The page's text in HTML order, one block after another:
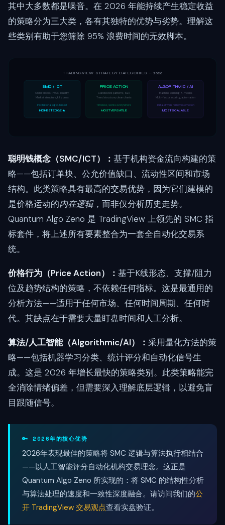
其中大多数都是噪音。在 2026 年能持续产生稳定收益
的策略分为三大类，各有其独特的优势与劣势。理解这
些类别有助于您筛除 95% 浪费时间的无效脚本。
TRADINGVIEW STRATEGY CATEGORIES — 2026
SMC / ICT
Order blocks, FVGs, liquidity
Market structure, kill zones
Institutional logic-based
HIGHEST EDGE ★
PRICE ACTION
Candlestick patterns, S&R
Trend structure, clean charts
Timeless, works everywhere
MOST VERSATILE
ALGORITHMIC / AI
Machine learning, K-means
Multi-factor scoring, automation
Data-driven, removes emotion
MOST SCALABLE
聪明钱概念（SMC/ICT）： 基于机构资金流向构建的策
略——包括订单块、公允价值缺口、流动性区间和市场
结构。此类策略具有最高的交易优势，因为它们建模的
是价格运动的内在逻辑，而非仅分析历史走势。
Quantum Algo Zeno 是 TradingView 上领先的 SMC 指
标套件，将上述所有要素整合为一套全自动化交易系
统。
价格行为（Price Action）： 基于K线形态、支撑/阻力
位及趋势结构的策略，不依赖任何指标。这是最通用的
分析方法——适用于任何市场、任何时间周期、任何时
代。其缺点在于需要大量盯盘时间和人工分析。
算法/人工智能（Algorithmic/AI）： 采用量化方法的策
略——包括机器学习分类、统计评分和自动化信号生
成。这是 2026 年增长最快的策略类别。此类策略能完
全消除情绪偏差，但需要深入理解底层逻辑，以避免盲
目跟随信号。
🔑 2026年的核心优势
2026年表现最佳的策略将 SMC 逻辑与算法执行相结合
——以人工智能评分自动化机构交易理念。这正是
Quantum Algo Zeno 所实现的：将 SMC 的结构性分析
与算法处理的速度和一致性深度融合。请访问我们的公
开 TradingView 交易观点查看实盘验证。